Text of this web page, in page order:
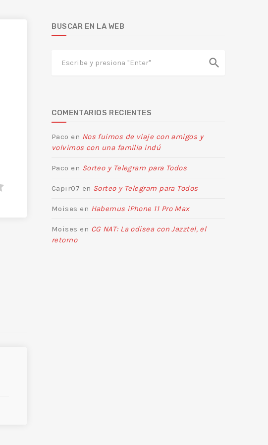
BUSCAR EN LA WEB
search
COMENTARIOS RECIENTES
Paco en Nos fuimos de viaje con amigos y
volvimos con una familia indú
Paco en Sorteo y Telegram para Todos
Capir07 en Sorteo y Telegram para Todos
Moises en Habemus iPhone 11 Pro Max
Moises en CG NAT: La odisea con Jazztel, el
retorno